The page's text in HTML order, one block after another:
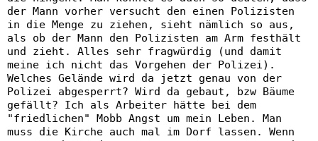
der Mann vorher versucht den einen Polizisten
in die Menge zu ziehen, sieht nämlich so aus,
als ob der Mann den Polizisten am Arm festhält
und zieht. Alles sehr fragwürdig (und damit
meine ich nicht das Vorgehen der Polizei).
Welches Gelände wird da jetzt genau von der
Polizei abgesperrt? Wird da gebaut, bzw Bäume
gefällt? Ich als Arbeiter hätte bei dem
"friedlichen" Mobb Angst um mein Leben. Man
muss die Kirche auch mal im Dorf lassen. Wenn